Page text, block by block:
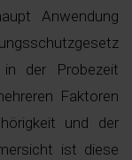
Anwendung
der Probezeit
Faktoren
und der
ist diese